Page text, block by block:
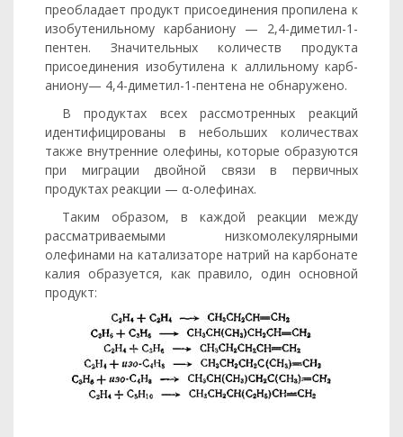
преобладает продукт присоединения пропилена к
изобу­тенильному карбаниону — 2,4-диметил-1-
пентен. Значительных ко­личеств продукта
присоединения изобутилена к аллильному карб­
аниону— 4,4-диметил-1-пентена не обнаружено.
В продуктах всех рассмотренных реакций
идентифицированы в небольших количествах
также внутренние олефины, которые об­разуются
при миграции двойной связи в первичных
продуктах реакции — α-олефинах.
Таким образом, в каждой реакции между
рассматриваемыми низкомолекулярными
олефинами на катализаторе натрий на кар­бонате
калия образуется, как правило, один основной
продукт: